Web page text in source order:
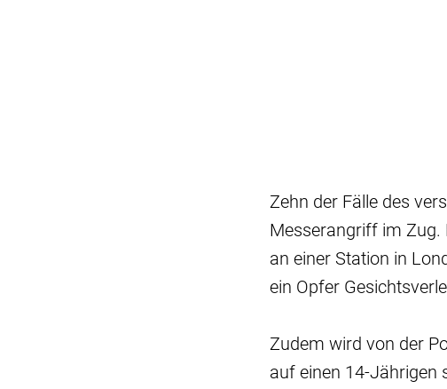
Zehn der Fälle des
Messerangriff im Zug.
an einer Station in
ein Opfer
Zudem wird von der
auf einen 14-Jährigen